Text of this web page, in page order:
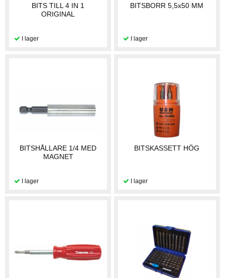
BITS TILL 4 IN 1
ORIGINAL
BITSBORR 5,5x50 MM
BITSHÅLLARE 1/4 MED
MAGNET
BITSKASSETT HÖG